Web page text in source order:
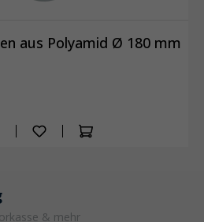
aus Polyamid Ø 180 mm
& mehr